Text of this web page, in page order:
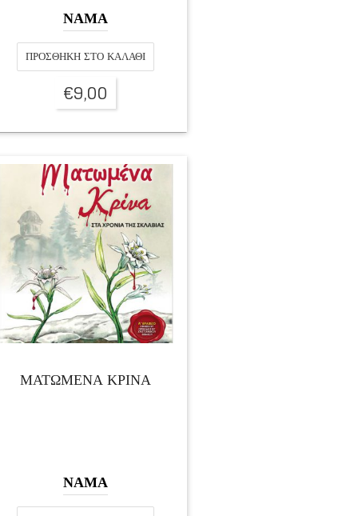
ΝΑΜΑ
ΠΡΟΣΘΉΚΗ ΣΤΟ ΚΑΛΆΘΙ
€9,00
ΜΑΤΩΜΕΝΑ ΚΡΙΝΑ
ΝΑΜΑ